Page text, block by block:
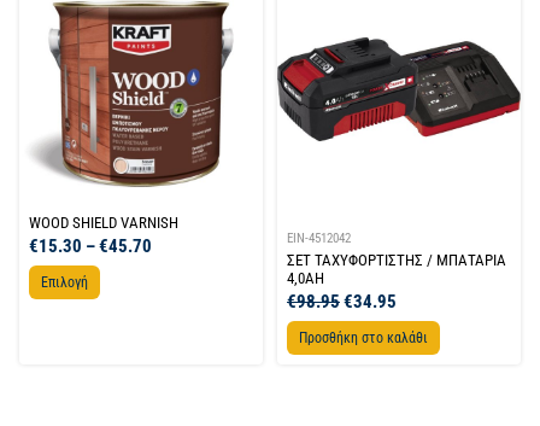
WOOD SHIELD VARNISH
€15.30 –€45.70
Επιλογή
EIN-4512042
ΣΕΤ ΤΑΧΥΦΟΡΤΙΣΤΗΣ / ΜΠΑΤΑΡΙΑ
4,0AH
€98.95€34.95
Προσθήκη στο καλάθι